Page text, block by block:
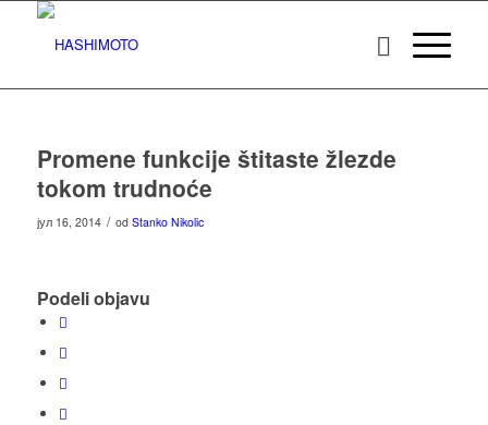
Promene funkcije štitaste žlezde
tokom trudnoće
јул 16, 2014 / od Stanko Nikolic
Podeli objavu